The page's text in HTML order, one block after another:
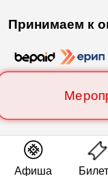
Принимаем к
Афиша
Есть вопросы?